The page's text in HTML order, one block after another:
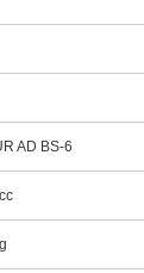
AD BS-6